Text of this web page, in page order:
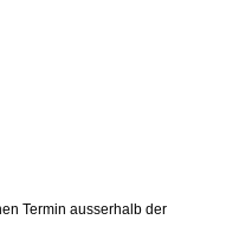
Termin ausserhalb der